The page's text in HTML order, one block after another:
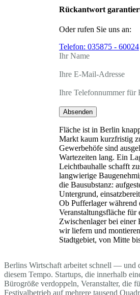
Rückantwort
Oder rufen Sie uns an:
Telefon: 035875 - 60024
Ihr Name
Ihre E-Mail-Adresse
Ihre Telefonnummer für
Absenden
Fläche ist in Berlin
Markt kaum kurzfristig
Gewerbehöfe sind
Wartezeiten lang. Ein
Leichtbauhalle schafft
langwierige
die Bausubstanz:
Untergrund,
Ob Pufferlager während
Veranstaltungsfläche für
Zwischenlager bei
wir liefern und
Stadtgebiet, von Mitte
Berlins Wirtschaft arbeitet schnell — und
diesem Tempo. Startups, die innerhalb
Bürogröße verdoppeln, Veranstalter, die
Festivalbetrieb auf mehrere tausend